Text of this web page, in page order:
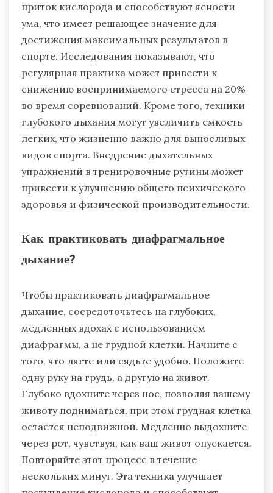
приток кислорода и способствуют ясности
ума, что имеет решающее значение для
достижения максимальных результатов в
спорте. Исследования показывают, что
регулярная практика может привести к
снижению воспринимаемого стресса на 20%
во время соревнований. Кроме того, техники
глубокого дыхания могут увеличить емкость
легких, что жизненно важно для выносливых
видов спорта. Внедрение дыхательных
упражнений в тренировочные рутины может
привести к улучшению общего психического
здоровья и физической производительности.
Как практиковать диафрагмальное
дыхание?
Чтобы практиковать диафрагмальное
дыхание, сосредоточьтесь на глубоких,
медленных вдохах с использованием
диафрагмы, а не грудной клетки. Начните с
того, что лягте или сядьте удобно. Положите
одну руку на грудь, а другую на живот.
Глубоко вдохните через нос, позволяя вашему
животу подниматься, при этом грудная клетка
остается неподвижной. Медленно выдохните
через рот, чувствуя, как ваш живот опускается.
Повторяйте этот процесс в течение
нескольких минут. Эта техника улучшает